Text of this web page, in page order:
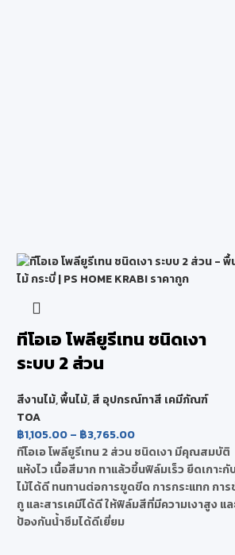
ทีโอเอ โพลียูรีเทน ชนิดเงา
ระบบ 2 ส่วน
สีงานไม้,พื้นไม้,สี อุปกรณ์ทาสี เคมีภัณฑ์
TOA
฿1,105.00– ฿3,765.00
ทีโอเอ โพลียูรีเทน 2 ส่วน ชนิดเงา มีคุณสมบัติ
แห้งไว เนื้อสีมาก ทาแล้วขึ้นฟิล์มเร็ว ยึดเกาะกั
ไม้ได้ดี ทนทานต่อการขูดขีด การกระแทก การ
ถู และสารเคมีได้ดี ให้ฟิล์มสีที่มีความเงาสูง แล
ป้องกันน้ำซึมได้ดีเยี่ยม